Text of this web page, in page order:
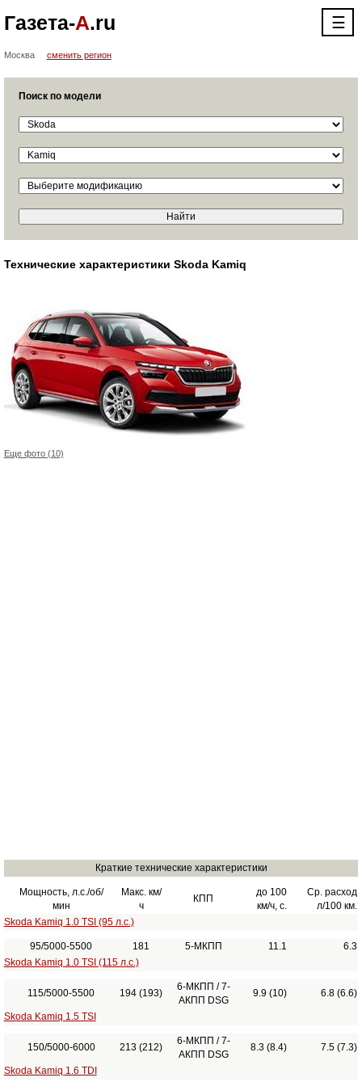
Газета-А.ru ☰
Москва сменить регион
Поиск по модели
Технические характеристики Skoda Kamiq
Еще фото (10)
Краткие технические характеристики
Мощность, л.с./об/
мин
Макс. км/
ч
КПП
до 100
км/ч, с.
Ср. расход
л/100 км.
Skoda Kamiq 1.0 TSI (95 л.с.)
95/5000-5500 181 5-МКПП 11.1
6.3
Skoda Kamiq 1.0 TSI (115 л.с.)
115/5000-5500 194 (193)
6-МКПП / 7-
АКПП DSG
9.9 (10) 6.8 (6.6)
Skoda Kamiq 1.5 TSI
150/5000-6000 213 (212)
6-МКПП / 7-
АКПП DSG
8.3 (8.4) 7.5 (7.3)
Skoda Kamiq 1.6 TDI